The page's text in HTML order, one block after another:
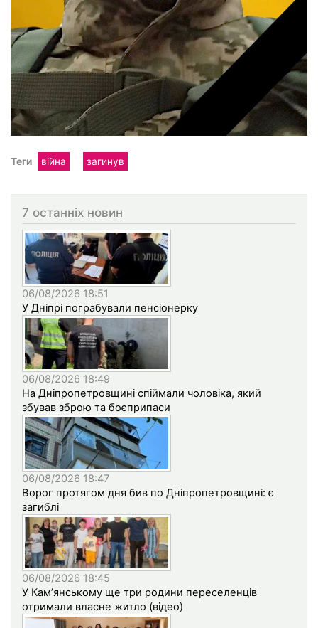
Теги війна загинув
7 останніх новин
06/08/2026 18:51
У Дніпрі пограбували пенсіонерку
06/08/2026 18:49
На Дніпропетровщині спіймали чоловіка, який
збував зброю та боєприпаси
06/08/2026 18:47
Ворог протягом дня бив по Дніпропетровщині: є
загиблі
06/08/2026 18:45
У Кам’янському ще три родини переселенців
отримали власне житло (відео)